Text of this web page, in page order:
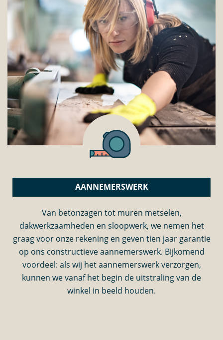
AANNEMERSWERK
Van betonzagen tot muren metselen,
dakwerkzaamheden en sloopwerk, we nemen het
graag voor onze rekening en geven tien jaar garantie
op ons constructieve aannemerswerk. Bijkomend
voordeel: als wij het aannemerswerk verzorgen,
kunnen we vanaf het begin de uitstraling van de
winkel in beeld houden.